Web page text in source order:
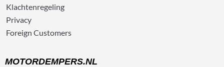
Klachtenregeling
Privacy
Foreign Customers
MOTORDEMPERS.NL